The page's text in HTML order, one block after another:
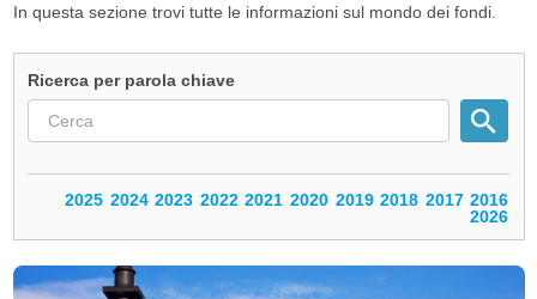
In questa sezione trovi tutte le informazioni sul mondo dei fondi.
Ricerca per parola chiave
2016
2017
2018
2019
2020
2021
2022
2023
2024
2025
2026